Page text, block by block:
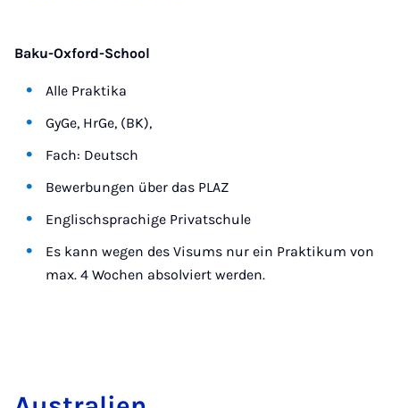
Baku-Oxford-School
Alle Praktika
GyGe, HrGe, (BK),
Fach: Deutsch
Bewerbungen über das PLAZ
Englischsprachige Privatschule
Es kann wegen des Visums nur ein Praktikum von
max. 4 Wochen absolviert werden.